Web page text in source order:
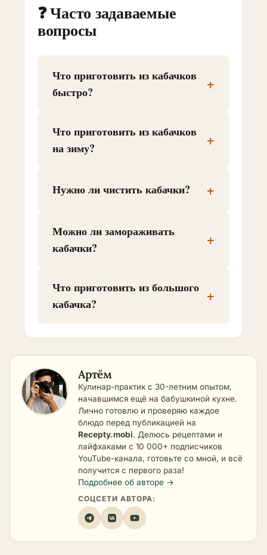
❓ Часто задаваемые
вопросы
Что приготовить из кабачков
быстро?
+
Что приготовить из кабачков
на зиму?
+
Нужно ли чистить кабачки? +
Можно ли замораживать
кабачки?
+
Что приготовить из большого
кабачка?
+
Артём
Кулинар-практик с 30-летним опытом,
начавшимся ещё на бабушкиной кухне.
Лично готовлю и проверяю каждое
блюдо перед публикацией на
Recepty.mobi. Делюсь рецептами и
лайфхаками с 10 000+ подписчиков
YouTube-канала, готовьте со мной, и всё
получится с первого раза!
Подробнее об авторе →
СОЦСЕТИ АВТОРА: